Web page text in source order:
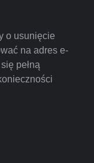
o usunięcie
na adres e-
pełną